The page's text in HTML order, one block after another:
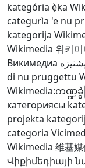
kategória ẹ̀ka
categurìa 'e nu
kategorija
Wikimedia 위키
Викимедиа
di nu pruggettu
Wikimedia:ကဏ္ဍခွဲ
категориясы
projekta
categoria
Wikimedia 维基
Վիքիմեդիայի